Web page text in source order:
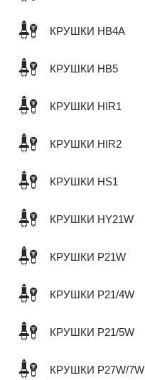
КРУШКИ HB4A
КРУШКИ HB5
КРУШКИ HIR1
КРУШКИ HIR2
КРУШКИ HS1
КРУШКИ HY21W
КРУШКИ P21W
КРУШКИ P21/4W
КРУШКИ P21/5W
КРУШКИ P27W/7W